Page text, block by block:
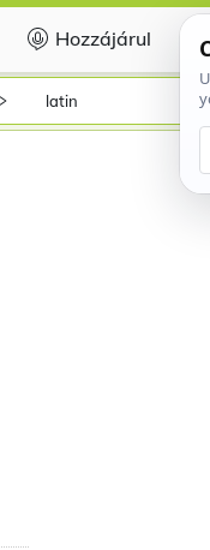
Hozzájárul
latin